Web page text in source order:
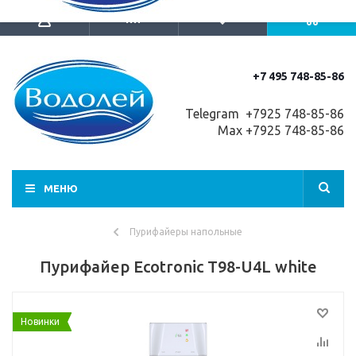
+7 495 748-85-86
Telegram +7925 748-85-86
Max +7925 748-85-86
МЕНЮ
Пурифайеры напольные
Пурифайер Ecotronic T98-U4L white
Новинки